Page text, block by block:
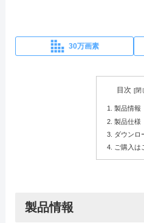
30万画素
目次
製品情報
製品仕様
ダウンロ
ご購入は
製品情報